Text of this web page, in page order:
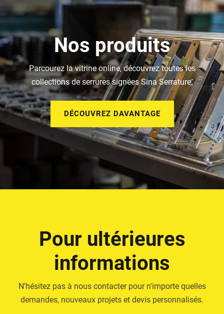
Nos produits
Parcourez la vitrine online, découvrez toutes les
collections de serrures signées Sina Serrature.
DÉCOUVREZ DAVANTAGE
Pour ultérieures
informations
N'hésitez pas à nous contacter pour n'importe quelles
demandes, nouveaux projets et devis personnalisés.